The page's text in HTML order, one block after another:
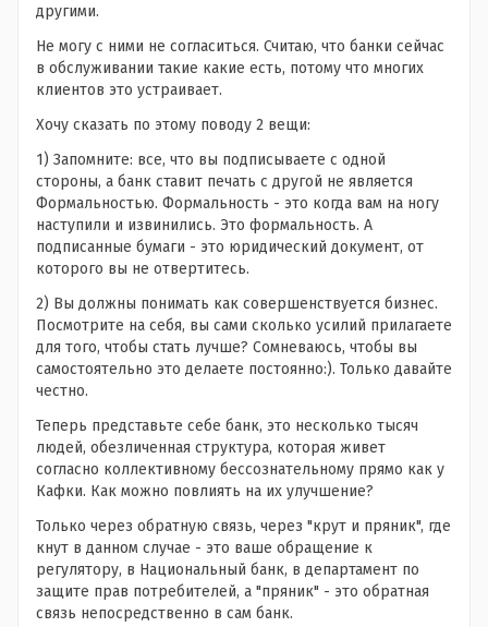
другими.
Не могу с ними не согласиться. Считаю, что банки сейчас
в обслуживании такие какие есть, потому что многих
клиентов это устраивает.
Хочу сказать по этому поводу 2 вещи:
1) Запомните: все, что вы подписываете с одной
стороны, а банк ставит печать с другой не является
Формальностью. Формальность - это когда вам на ногу
наступили и извинились. Это формальность. А
подписанные бумаги - это юридический документ, от
которого вы не отвертитесь.
2) Вы должны понимать как совершенствуется бизнес.
Посмотрите на себя, вы сами сколько усилий прилагаете
для того, чтобы стать лучше? Сомневаюсь, чтобы вы
самостоятельно это делаете постоянно:). Только давайте
честно.
Теперь представьте себе банк, это несколько тысяч
людей, обезличенная структура, которая живет
согласно коллективному бессознательному прямо как у
Кафки. Как можно повлиять на их улучшение?
Только через обратную связь, через "крут и пряник", где
кнут в данном случае - это ваше обращение к
регулятору, в Национальный банк, в департамент по
защите прав потребителей, а "пряник" - это обратная
связь непосредственно в сам банк.